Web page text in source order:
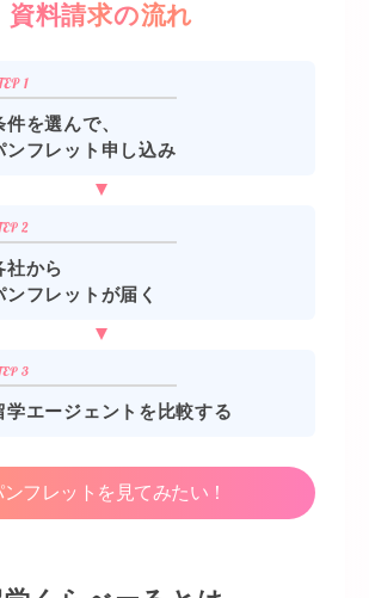
資料請求の流れ
件を選んで、
ンフレット申し込み
社から
ンフレットが届く
学エージェントを比較する
ンフレットを見てみたい！